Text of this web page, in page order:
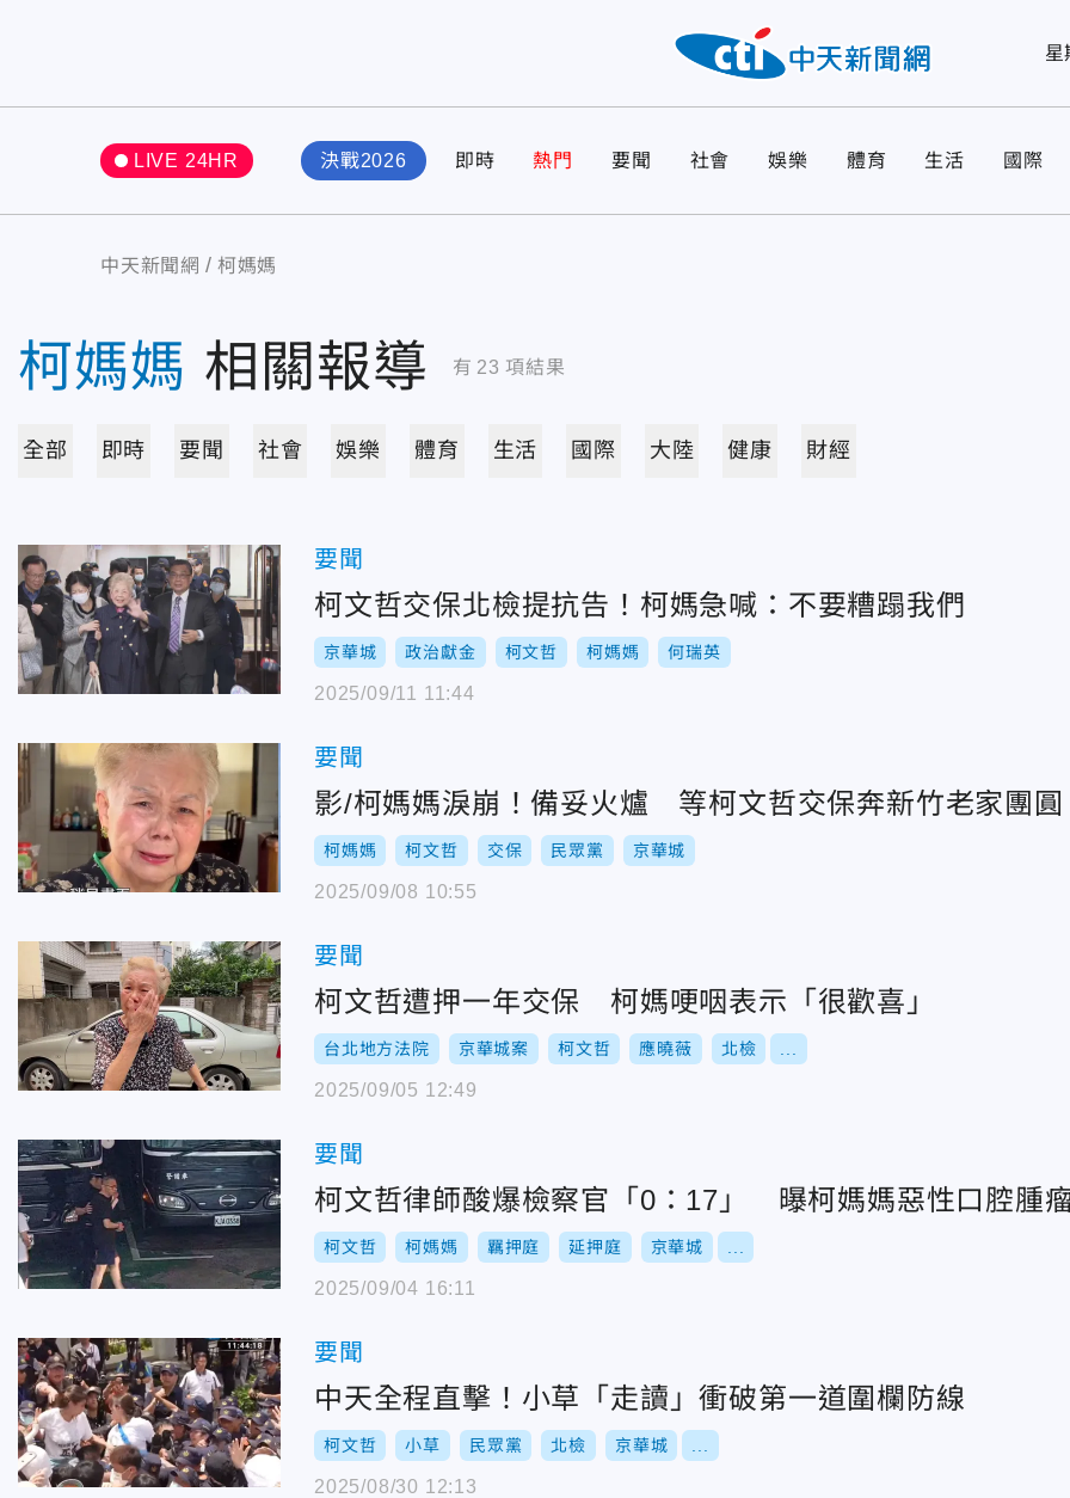
星
LIVE 24HR 決戰2026 即時 熱門 要聞 社會 娛樂 體育 生活 國際
中天新聞網 柯媽媽
柯媽媽 相關報導 有 23 項結果
全部 即時 要聞 社會 娛樂 體育 生活 國際 大陸 健康 財經
要聞
柯文哲交保北檢提抗告！柯媽急喊：不要糟蹋我們
京華城 政治獻金 柯文哲 柯媽媽 何瑞英
2025/09/11 11:44
要聞
影/柯媽媽淚崩！備妥火爐 等柯文哲交保奔新竹老家團圓
柯媽媽 柯文哲 交保 民眾黨 京華城
2025/09/08 10:55
要聞
柯文哲遭押一年交保 柯媽哽咽表示「很歡喜」
台北地方法院 京華城案 柯文哲 應曉薇 北檢
2025/09/05 12:49
要聞
柯文哲律師酸爆檢察官「0：17」 曝柯媽媽惡性口腔腫
柯文哲 柯媽媽 羈押庭 延押庭 京華城
2025/09/04 16:11
要聞
中天全程直擊！小草「走讀」衝破第一道圍欄防線
柯文哲 小草 民眾黨 北檢 京華城
2025/08/30 12:13